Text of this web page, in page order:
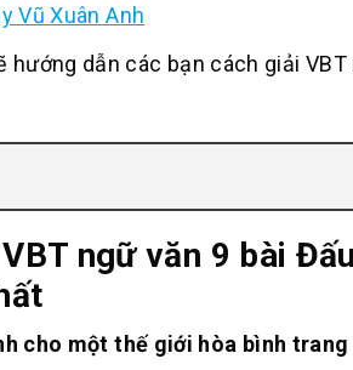
Vũ Xuân Anh
hướng dẫn các bạn cách giải
ngữ văn 9 bài
cho một thế giới hòa bình trang